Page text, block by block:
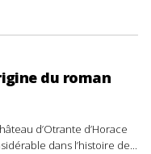
du roman
d’Otrante d’Horace
dans l’histoire de...